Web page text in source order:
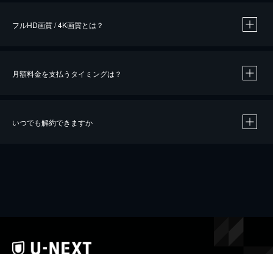
※40％ポイント還元の対象は、クレジットカード決済による作品の購入 / レンタルです。
フルHD画質 / 4K画質とは？
月額料金を支払うタイミングは？
いつでも解約できますか